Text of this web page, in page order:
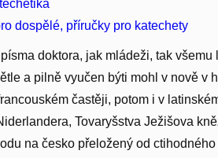
dospělé, příručky pro katechety
doktora, jak mládeži, tak
a pilně vyučen býti mohl v nově v
častěji, potom i v
Tovaryšstva Ježišova
na česko přeložený od